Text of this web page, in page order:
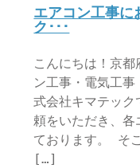
エアコン工事に
ク･･･
こんにちは！京
ン工事・電気工
式会社キマテッ
頼をいただき、各
ております。 そ
[…]